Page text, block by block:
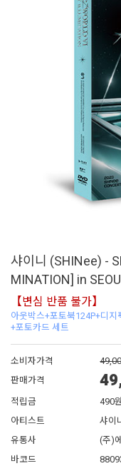
샤이니 (SHINee) -
MINATION] in
【변심 반품 불가】
아웃박스+포토북124P+디
+포토카드 세트
소비자가격
판매가격
적립금
490
아티스트
샤이
유통사
(주)
바코드